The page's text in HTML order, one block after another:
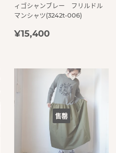
ィゴシャンブレー フリルドル
マンシャツ(3242t-006)
定
¥15,400
售罄